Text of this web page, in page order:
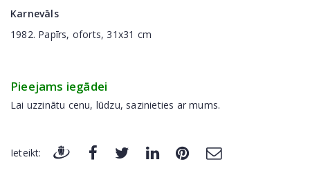
Karnevāls
1982. Papīrs, oforts, 31x31 cm
Pieejams iegādei
Lai uzzinātu cenu, lūdzu, sazinieties ar mums.
Ieteikt: